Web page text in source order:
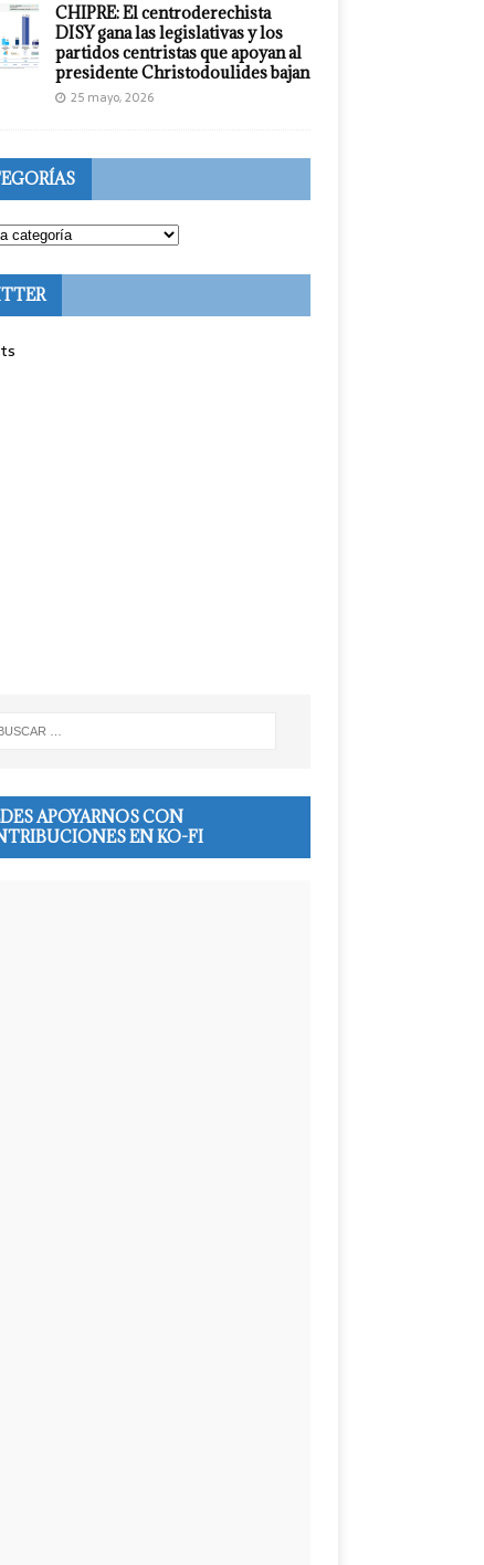
CHIPRE: El centroderechista
DISY gana las legislativas y los
partidos centristas que apoyan al
presidente Christodoulides bajan
25 mayo, 2026
APOYARNOS CON
EN KO-FI